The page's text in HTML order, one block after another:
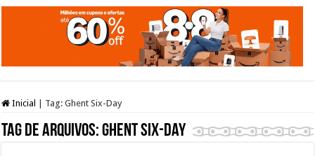
Inicial Tag:Ghent Six-Day
Tag de arquivos:Ghent Six-Day